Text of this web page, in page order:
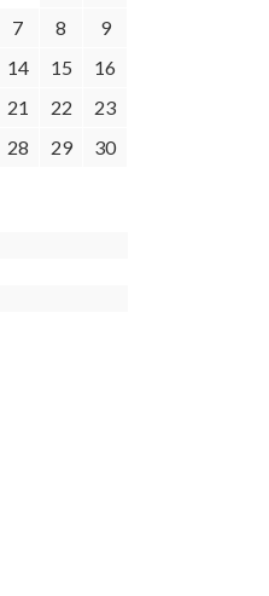
7 8
9
14 15
16
21 22
23
28 29
30